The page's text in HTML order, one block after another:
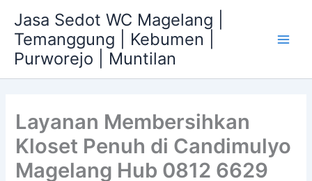
content
Jasa Sedot WC Magelang |
Temanggung | Kebumen |
Purworejo | Muntilan
Layanan Membersihkan
Kloset Penuh di Candimulyo
Magelang Hub 0812 6629